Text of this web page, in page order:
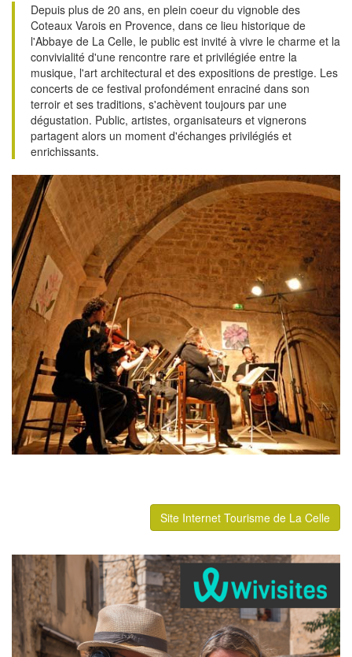
Depuis plus de 20 ans, en plein coeur du vignoble des
Coteaux Varois en Provence, dans ce lieu historique de
l'Abbaye de La Celle, le public est invité à vivre le charme et la
convivialité d'une rencontre rare et privilégiée entre la
musique, l'art architectural et des expositions de prestige. Les
concerts de ce festival profondément enraciné dans son
terroir et ses traditions, s'achèvent toujours par une
dégustation. Public, artistes, organisateurs et vignerons
partagent alors un moment d'échanges privilégiés et
enrichissants.
Site Internet Tourisme de La Celle